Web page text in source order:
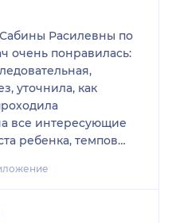
Расилевны по
очень понравилась:
уточнила, как
все интересующие
ребенка, темпов
и просто приятный